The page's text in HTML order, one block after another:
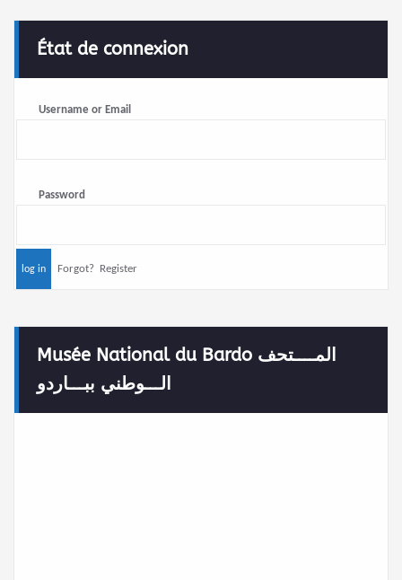
État de connexion
Username or Email
Password
Forgot? Register
Musée National du Bardo المــــتحف
الـــوطني ببـــاردو